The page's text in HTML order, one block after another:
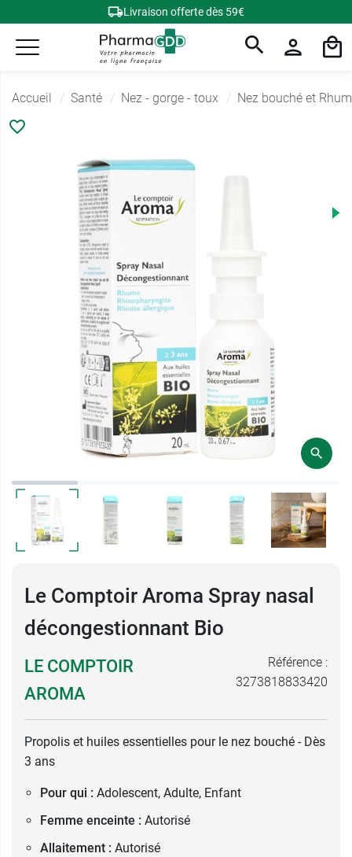
Livraison offerte dès 59€
Accueil Santé Nez - gorge - toux Nez bouché et
Le Comptoir Aroma Spray nasal
décongestionnant Bio
LE COMPTOIR
AROMA
Référence :
3273818833420
Propolis et huiles essentielles pour le nez bouché - Dès
3 ans
Pour qui : Adolescent, Adulte, Enfant
Femme enceinte : Autorisé
Allaitement : Autorisé